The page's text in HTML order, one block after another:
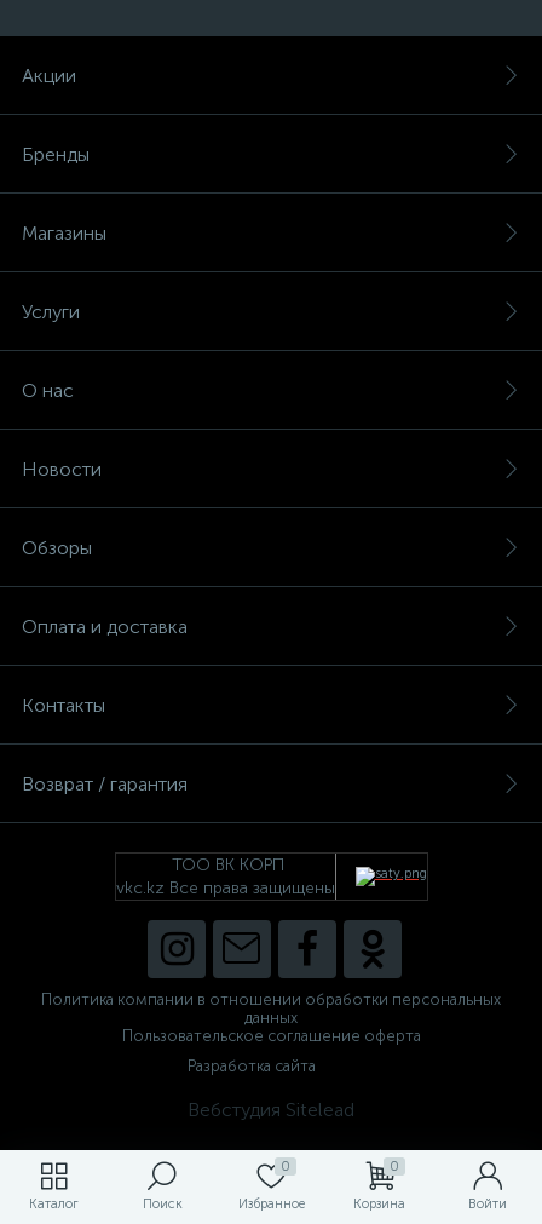
Каталог Поиск
0
Избранное
0
Корзина Войти
Акции
Бренды
Магазины
Услуги
О нас
Новости
Обзоры
Оплата и доставка
Контакты
Возврат / гарантия
ТОО ВК КОРП
vkc.kz Все права защищены
Политика компании в отношении обработки персональных
данных
Пользовательское соглашение оферта
Разработка сайта
Вебстудия Sitelead